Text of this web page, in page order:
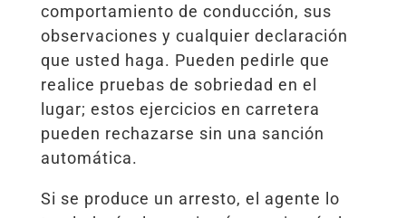
comportamiento de conducción, sus
observaciones y cualquier declaración
que usted haga. Pueden pedirle que
realice pruebas de sobriedad en el
lugar; estos ejercicios en carretera
pueden rechazarse sin una sanción
automática.
Si se produce un arresto, el agente lo